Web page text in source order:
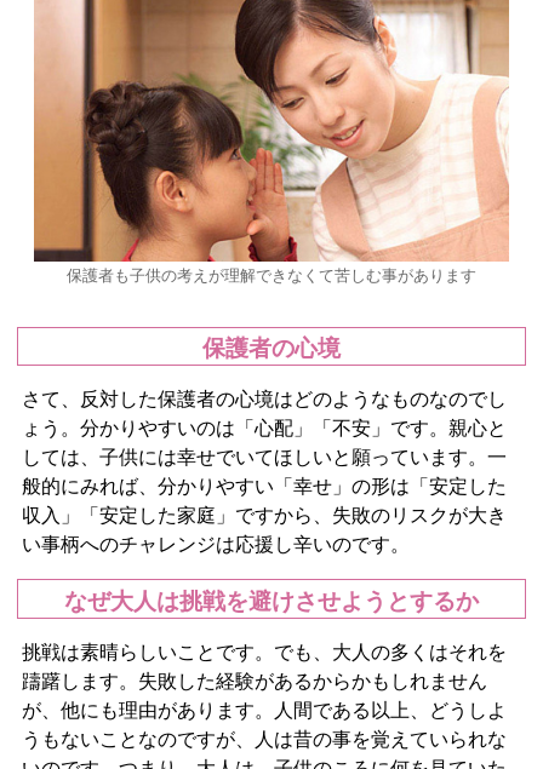
保護者も子供の考えが理解できなくて苦しむ事があります
保護者の心境
さて、反対した保護者の心境はどのようなものなのでし
ょう。分かりやすいのは「心配」「不安」です。親心と
しては、子供には幸せでいてほしいと願っています。一
般的にみれば、分かりやすい「幸せ」の形は「安定した
収入」「安定した家庭」ですから、失敗のリスクが大き
い事柄へのチャレンジは応援し辛いのです。
なぜ大人は挑戦を避けさせようとするか
挑戦は素晴らしいことです。でも、大人の多くはそれを
躊躇します。失敗した経験があるからかもしれません
が、他にも理由があります。人間である以上、どうしよ
うもないことなのですが、人は昔の事を覚えていられな